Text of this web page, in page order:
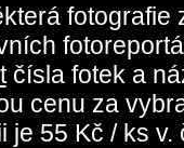
fotografie
čísla fotek a
cenu za
je 55 Kč / ks v.